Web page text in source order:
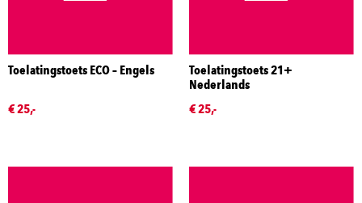
Toelatingstoets ECO – Engels
€ 25,-
Toelatingstoets 21+
Nederlands
€ 25,-